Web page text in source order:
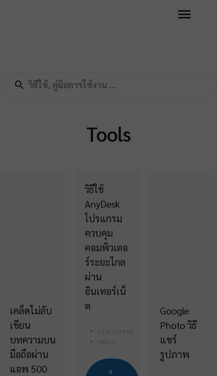
Tools
เคล็ดไม่ลับ
เขียน
บทความบน
มือถือผ่าน
แอพ 500
วิธีใช้
AnyDesk
โปรแกรม
ควบคุม
คอมพิวเตอ
ร์ระยะไกล
ผ่าน
อินเทอร์เน็
ต
22/02/2565
TOOLS
R
Google
Photo วิธี
แชร์
รูปภาพ